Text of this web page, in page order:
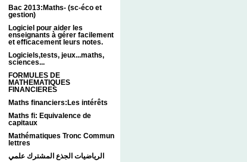
Bac 2013:Maths- (sc-éco et
gestion)
Logiciel pour aider les
enseignants à gérer facilement
et efficacement leurs notes.
Logiciels,tests, jeux...maths,
sciences...
FORMULES DE
MATHEMATIQUES
FINANCIERES
Maths financiers:Les intérêts
Maths fi: Equivalence de
capitaux
Mathématiques Tronc Commun
lettres
الرياضيات الجذع المشترك علمي